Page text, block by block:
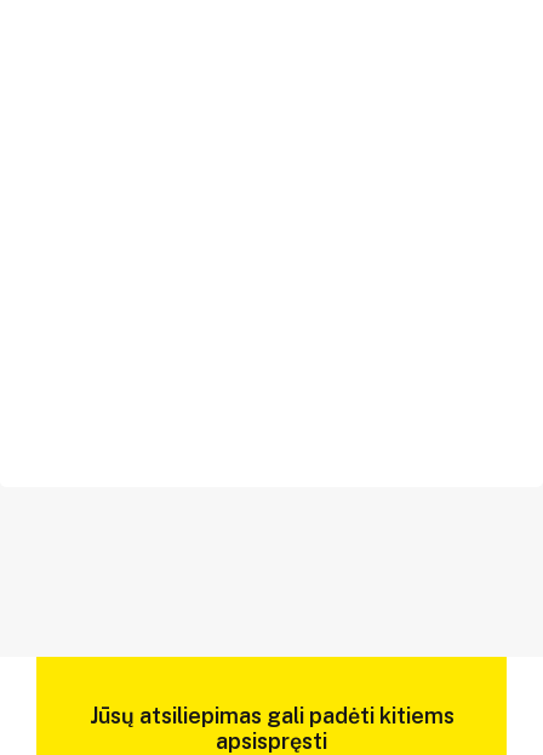
Jūsų atsiliepimas gali padėti kitiems
apsispręsti